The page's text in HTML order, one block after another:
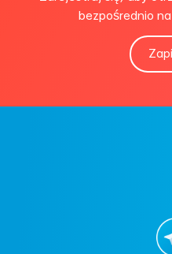
bezpośrednio